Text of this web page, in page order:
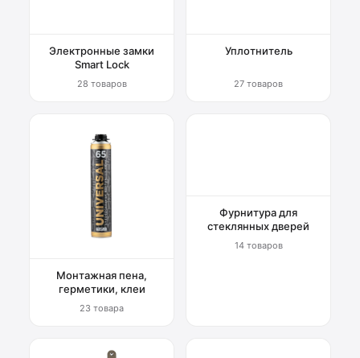
Электронные замки
Smart Lock
28 товаров
Уплотнитель
27 товаров
Монтажная пена,
герметики, клеи
23 товара
Фурнитура для
стеклянных дверей
14 товаров